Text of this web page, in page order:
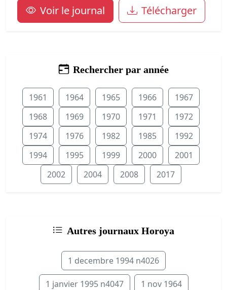
Voir le journal Télécharger
Rechercher par année
1961 1964 1965 1966
1967
1968
1969 1970 1971
1972
1974
1976 1982 1985
1992
1994
1995 1999 2000
2001
2002
2004 2008 2017
Autres journaux Horoya
1 decembre 1994 n4026
1 janvier 1995 n4047 1 nov 1964